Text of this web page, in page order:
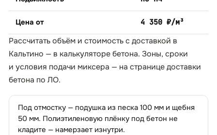
Цена от 4 350 ₽/м³
Рассчитать объём и стоимость с доставкой в
Кальтино — в калькуляторе бетона. Зоны, сроки
и условия подачи миксера — на страницедоставки
бетона по ЛО.
Под отмостку — подушка из песка 100 мм и щебня
50 мм. Полиэтиленовую плёнку под бетон не
кладите — намерзает изнутри.